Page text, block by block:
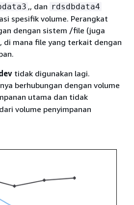
,, dan rdsdbdata4
spesifik volume. Perangkat
dengan sistem /file (juga
di mana file yang terkait dengan
tidak digunakan lagi.
berhubungan dengan volume
utama dan tidak
volume penyimpanan